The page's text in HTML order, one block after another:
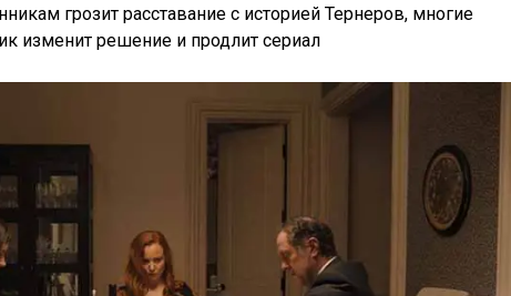
грозит расставание с историей Тернеров, многие
изменит решение и продлит сериал